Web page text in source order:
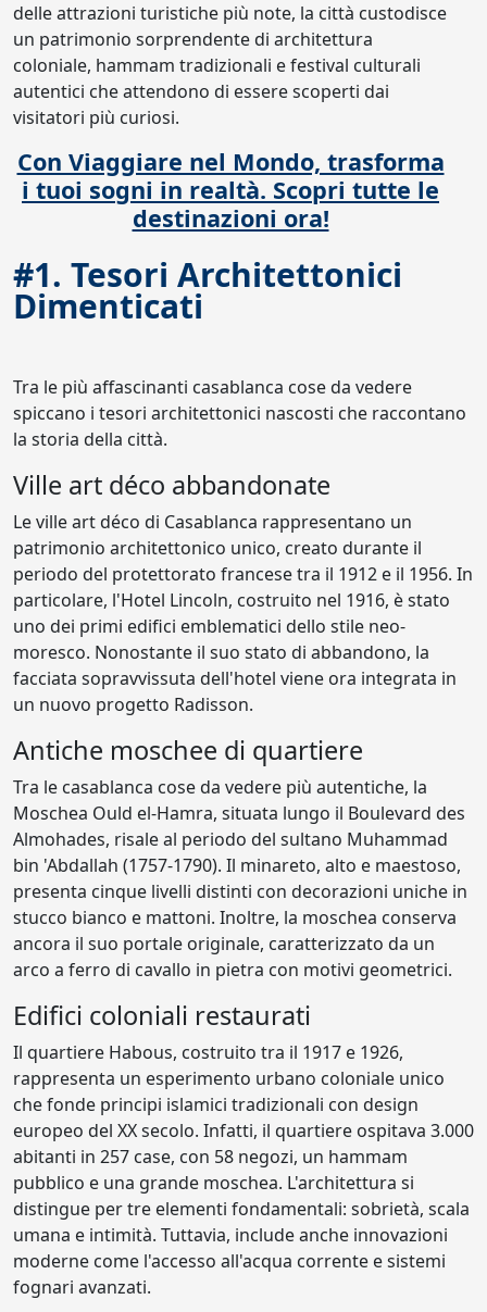
delle attrazioni turistiche più note, la città custodisce
un patrimonio sorprendente di architettura
coloniale, hammam tradizionali e festival culturali
autentici che attendono di essere scoperti dai
visitatori più curiosi.
Con Viaggiare nel Mondo, trasforma
i tuoi sogni in realtà. Scopri tutte le
destinazioni ora!
#1. Tesori Architettonici
Dimenticati
Tra le più affascinanti casablanca cose da vedere
spiccano i tesori architettonici nascosti che raccontano
la storia della città.
Ville art déco abbandonate
Le ville art déco di Casablanca rappresentano un
patrimonio architettonico unico, creato durante il
periodo del protettorato francese tra il 1912 e il 1956. In
particolare, l'Hotel Lincoln, costruito nel 1916, è stato
uno dei primi edifici emblematici dello stile neo-
moresco. Nonostante il suo stato di abbandono, la
facciata sopravvissuta dell'hotel viene ora integrata in
un nuovo progetto Radisson.
Antiche moschee di quartiere
Tra le casablanca cose da vedere più autentiche, la
Moschea Ould el-Hamra, situata lungo il Boulevard des
Almohades, risale al periodo del sultano Muhammad
bin 'Abdallah (1757-1790). Il minareto, alto e maestoso,
presenta cinque livelli distinti con decorazioni uniche in
stucco bianco e mattoni. Inoltre, la moschea conserva
ancora il suo portale originale, caratterizzato da un
arco a ferro di cavallo in pietra con motivi geometrici.
Edifici coloniali restaurati
Il quartiere Habous, costruito tra il 1917 e 1926,
rappresenta un esperimento urbano coloniale unico
che fonde principi islamici tradizionali con design
europeo del XX secolo. Infatti, il quartiere ospitava 3.000
abitanti in 257 case, con 58 negozi, un hammam
pubblico e una grande moschea. L'architettura si
distingue per tre elementi fondamentali: sobrietà, scala
umana e intimità. Tuttavia, include anche innovazioni
moderne come l'accesso all'acqua corrente e sistemi
fognari avanzati.